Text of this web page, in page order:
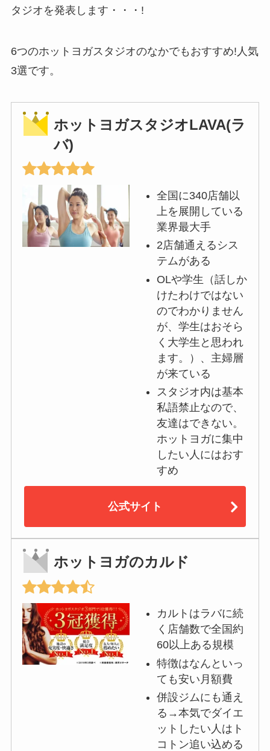
タジオを発表します・・・!
6つのホットヨガスタジオのなかでもおすすめ!人気
3選です。
ホットヨガスタジオLAVA(ラ
バ)
全国に340店舗以
上を展開している
業界最大手
2店舗通えるシス
テムがある
OLや学生（話しか
けたわけではない
のでわかりません
が、学生はおそら
く大学生と思われ
ます。）、主婦層
が来ている
スタジオ内は基本
私語禁止なので、
友達はできない。
ホットヨガに集中
したい人にはおす
すめ
公式サイト
ホットヨガのカルド
カルトはラバに続
く店舗数で全国約
60以上ある規模
特徴はなんといっ
ても安い月額費
併設ジムにも通え
る→本気でダイエ
ットしたい人はト
コトン追い込める